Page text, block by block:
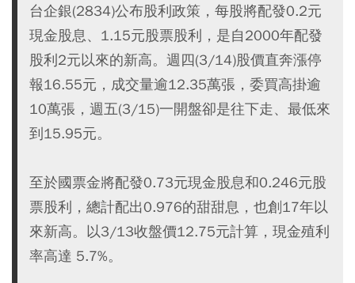
台企銀(2834)公布股利政策，每股將配發0.2元
現金股息、1.15元股票股利，是自2000年配發
股利2元以來的新高。週四(3/14)股價直奔漲停
報16.55元，成交量逾12.35萬張，委買高掛逾
10萬張，週五(3/15)一開盤卻是往下走、最低來
到15.95元。
至於國票金將配發0.73元現金股息和0.246元股
票股利，總計配出0.976的甜甜息，也創17年以
來新高。以3/13收盤價12.75元計算，現金殖利
率高達 5.7%。